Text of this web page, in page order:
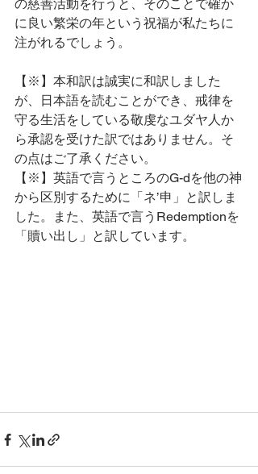
の慈善活動を行うと、そのことで確か
に良い繁栄の年という祝福が私たちに
注がれるでしょう。
【※】本和訳は誠実に和訳しました
が、日本語を読むことができ、戒律を
守る生活をしている敬虔なユダヤ人か
ら承認を受けた訳ではありません。そ
の点はご了承ください。
【※】英語で言うところのG-dを他の神
から区別するために「ネ’申」と訳しま
した。また、英語で言うRedemptionを
「贖い出し」と訳しています。